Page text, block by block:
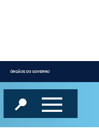
ÓRGÃOS DO GOVERNO